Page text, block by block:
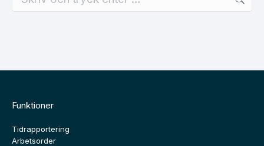
Funktioner
Tidrapportering
Arbetsorder